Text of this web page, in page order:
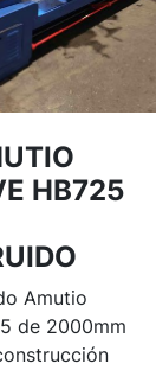
HB725
Amutio
de 2000mm